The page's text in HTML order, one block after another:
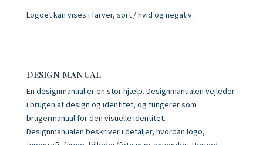
Logoet kan vises i farver, sort / hvid og negativ.
DESIGN MANUAL
En designmanual er en stor hjælp. Designmanualen vejleder
i brugen af design og identitet, og fungerer som
brugermanual for den visuelle identitet.
Designmanualen beskriver i detaljer, hvordan logo,